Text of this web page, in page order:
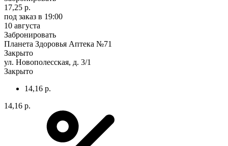
17,25 р.
под заказ в 19:00
10 августа
Забронировать
Планета Здоровья Аптека №71
Закрыто
ул. Новополесская, д. 3/1
Закрыто
14,16 р.
14,16 р.